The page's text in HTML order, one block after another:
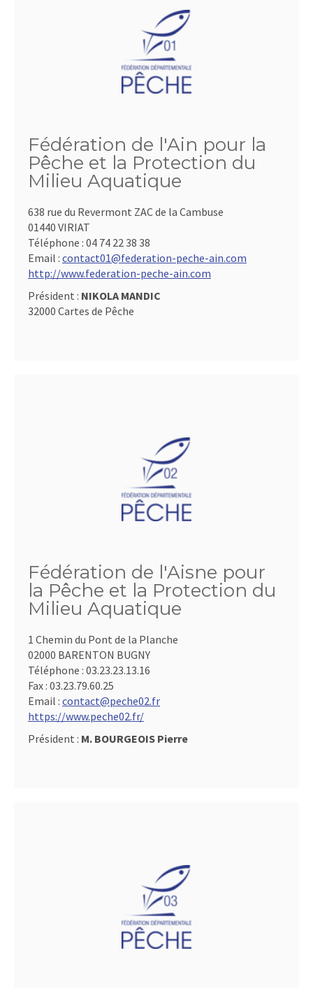
Fédération de l'Ain pour la
Pêche et la Protection du
Milieu Aquatique
638 rue du Revermont ZAC de la Cambuse
01440 VIRIAT
Téléphone : 04 74 22 38 38
Email : contact01@federation-peche-ain.com
http://www.federation-peche-ain.com
Président : NIKOLA MANDIC
32000 Cartes de Pêche
Fédération de l'Aisne pour
la Pêche et la Protection du
Milieu Aquatique
1 Chemin du Pont de la Planche
02000 BARENTON BUGNY
Téléphone : 03.23.23.13.16
Fax : 03.23.79.60.25
Email : contact@peche02.fr
https://www.peche02.fr/
Président : M. BOURGEOIS Pierre